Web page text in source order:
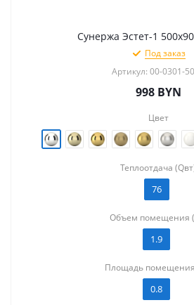
Сунержа Эстет-1
Под заказ
Артикул: 00-0301-
998BYN
Цвет
Теплоотдача
76
Объем помещения
1.9
Площадь
0.8